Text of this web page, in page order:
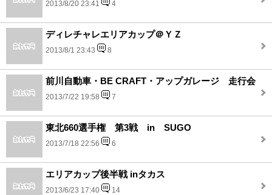
2013/8/20 23:41 4
ディレチャレエリアカップ＠ＹＺ
2013/8/1 23:43 8
前川自動車・BE CRAFT・アップガレージ 走行会
2013/7/22 19:58 7
東北660選手権 第3戦 in SUGO
2013/7/18 22:56 6
エリアカップ後半戦 inタカス
2013/6/23 17:40 14